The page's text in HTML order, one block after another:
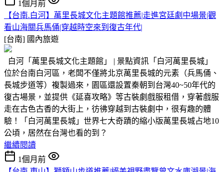
1個月前
【台南.白河】萬里長城文化主題館推薦|走進宮廷劇中場景|觀
看山海關兵馬俑|穿越時空來到復古年代|
[台南] 國內旅遊
白河「萬里長城文化主題館」 | 景點資訊「白河萬里長城」
位於台南白河區，老闆不僅將北京萬里長城的元素（兵馬俑、
長城步道等）複製過來，園區還設置秦朝到台灣40~50年代的
復古場景，並提供《延喜攻略》等古裝劇戲服租借，穿著戲服
走在古色古香的大街上，彷彿穿越到古裝劇中，很有趣的體
驗！「白河萬里長城」世界七大奇蹟的縮小版萬里長城占地10
公頃，居然在台灣也看的到？
繼續閱讀
1個月前